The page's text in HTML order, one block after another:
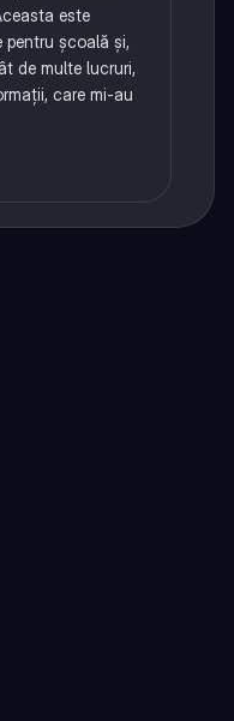
este
pentru școală și,
de multe lucruri,
care mi-au